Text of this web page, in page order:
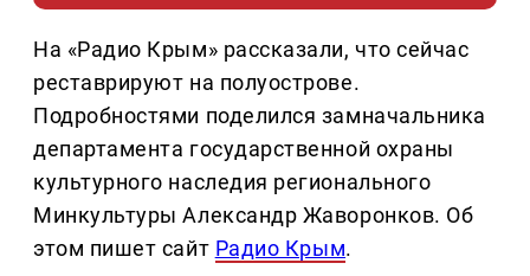
На «Радио Крым» рассказали, что сейчас
реставрируют на полуострове.
Подробностями поделился замначальника
департамента государственной охраны
культурного наследия регионального
Минкультуры Александр Жаворонков. Об
этом пишет сайт Радио Крым.